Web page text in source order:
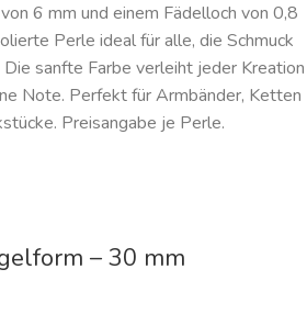
6 mm und einem Fädelloch von 0,8
Perle ideal für alle, die Schmuck
sanfte Farbe verleiht jeder Kreation
Note. Perfekt für Armbänder, Ketten
Preisangabe je Perle.
– 30 mm